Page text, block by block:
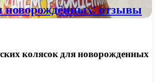
новорождённых: отзывы
колясок для новорожденных